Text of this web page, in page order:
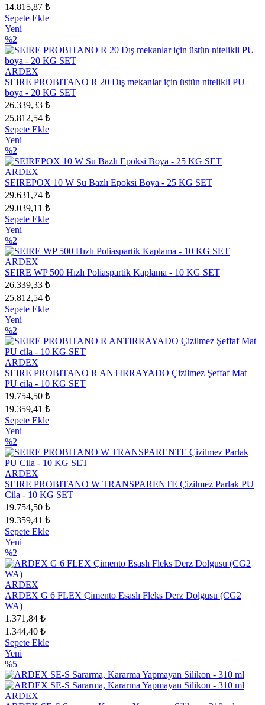
14.815,87 ₺
Sepete Ekle
Yeni
%2
ARDEX
SEIRE PROBITANO R 20 Dış mekanlar için üstün nitelikli PU
boya - 20 KG SET
26.339,33 ₺
25.812,54 ₺
Sepete Ekle
Yeni
%2
ARDEX
SEIREPOX 10 W Su Bazlı Epoksi Boya - 25 KG SET
29.631,74 ₺
29.039,11 ₺
Sepete Ekle
Yeni
%2
ARDEX
SEIRE WP 500 Hızlı Poliaspartik Kaplama - 10 KG SET
26.339,33 ₺
25.812,54 ₺
Sepete Ekle
Yeni
%2
ARDEX
SEIRE PROBITANO R ANTIRRAYADO Çizilmez Şeffaf Mat
PU cila - 10 KG SET
19.754,50 ₺
19.359,41 ₺
Sepete Ekle
Yeni
%2
ARDEX
SEIRE PROBITANO W TRANSPARENTE Çizilmez Parlak PU
Cila - 10 KG SET
19.754,50 ₺
19.359,41 ₺
Sepete Ekle
Yeni
%2
ARDEX
ARDEX G 6 FLEX Çimento Esaslı Fleks Derz Dolgusu (CG2
WA)
1.371,84 ₺
1.344,40 ₺
Sepete Ekle
Yeni
%5
ARDEX